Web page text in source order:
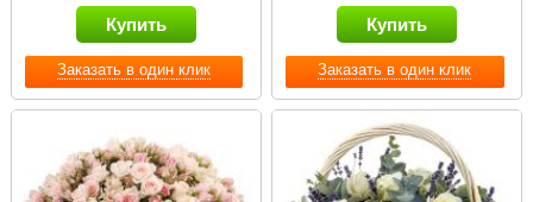
Заказать в один клик
Купить
Заказать в один клик
Купить